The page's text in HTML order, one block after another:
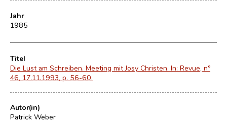
Jahr
1985
Titel
Die Lust am Schreiben. Meeting mit Josy Christen. In: Revue, nº
46, 17.11.1993, p. 56-60.
Autor(in)
Patrick Weber